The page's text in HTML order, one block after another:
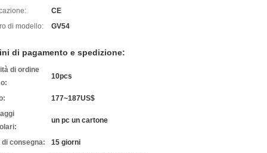
CE
di modello:
GV54
di pagamento e spedizione:
di ordine
10pcs
177~187US$
un pc un cartone
di consegna:
15 giorni